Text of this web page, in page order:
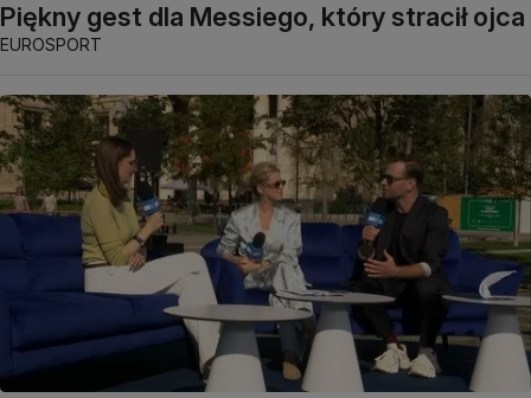
Piękny gest dla Messiego, który stracił ojca
EUROSPORT